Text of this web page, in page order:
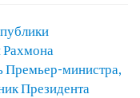
Премьер-министра,
Президента